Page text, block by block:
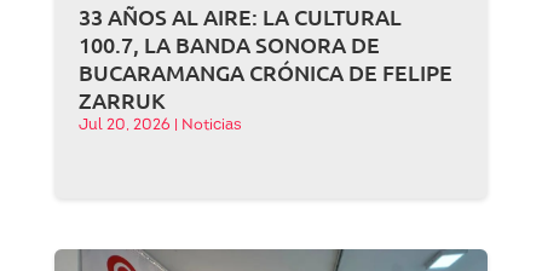
33 AÑOS AL AIRE: LA CULTURAL
100.7, LA BANDA SONORA DE
BUCARAMANGA CRÓNICA DE FELIPE
ZARRUK
Jul 20, 2026 Noticias